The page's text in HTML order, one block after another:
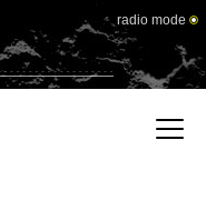
radio mode